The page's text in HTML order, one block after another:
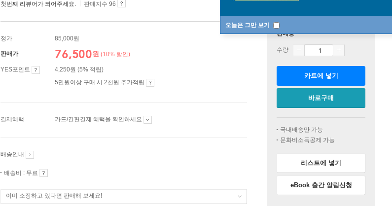
오늘은 그만 보기
첫번째 리뷰어가 되어주세요. 판매지수 96
정가 85,000원
판매가 76,500원 (10% 할인)
YES포인트
4,250원 (5% 적립)
5만원이상 구매 시 2천원 추가적립
결제혜택 카드/간편결제 혜택을 확인하세요
배송안내
배송비 : 무료
이미 소장하고 있다면 판매해 보세요!
판매중
수량
카트에 넣기
바로구매
국내배송만 가능
문화비소득공제 가능
리스트에 넣기
eBook 출간 알림신청